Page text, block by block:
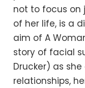
not to focus on
of her life, is a
aim of A
story of facial
Drucker) as
relationships,